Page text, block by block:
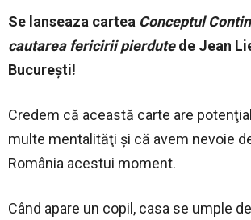
Se lanseaza cartea Conceptul
cautarea fericirii pierdutede Jean
Bucureşti!
Credem că această carte are
multe mentalităţi şi că avem nevoie
România acestui moment.
Când apare un copil, casa se umple